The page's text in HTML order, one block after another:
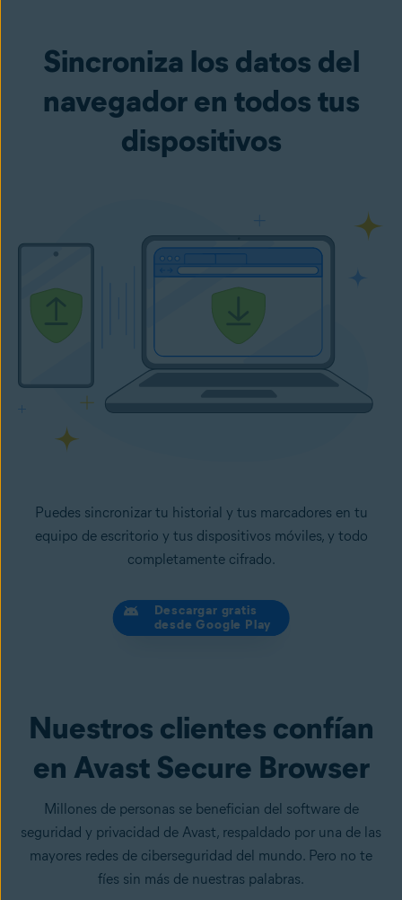
Sincroniza los datos del
navegador en todos tus
dispositivos
Puedes sincronizar tu historial y tus marcadores en tu
equipo de escritorio y tus dispositivos móviles, y todo
completamente cifrado.
Descargar gratis
desde Google Play
Nuestros clientes confían
en Avast Secure Browser
Millones de personas se benefician del software de
seguridad y privacidad de Avast, respaldado por una de las
mayores redes de ciberseguridad del mundo. Pero no te
fíes sin más de nuestras palabras.